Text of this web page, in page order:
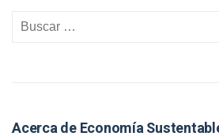
Acerca de Economía